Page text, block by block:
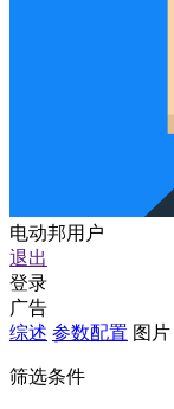
电动邦用户
退出
登录
广告
综述 参数配置 图片
筛选条件